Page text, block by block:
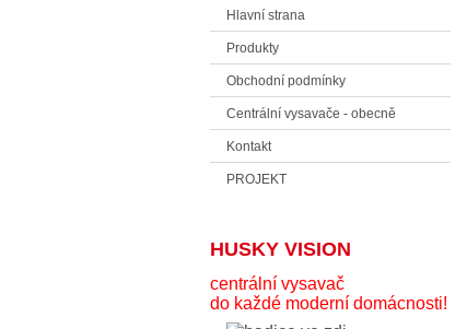
Hlavní strana
Produkty
Obchodní podmínky
Centrální vysavače - obecně
Kontakt
PROJEKT
HUSKY VISION
centrální vysavač
do každé moderní domácnosti!